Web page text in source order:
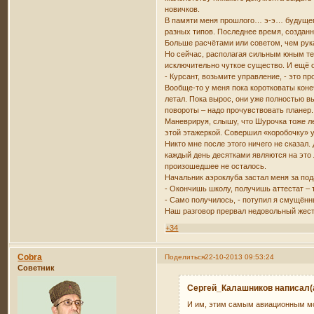
новичков.
В памяти меня прошлого… э-э…
разных типов. Последнее время,
Больше расчётами или советом, чем
Но сейчас, располагая сильным юным
исключительно чуткое существо. И ещё
- Курсант, возьмите управление, - это
Вообще-то у меня пока коротковаты
летал. Пока вырос, они уже полностью
повороты – надо прочувствовать планер.
Маневрируя, слышу, что Шурочка тоже
этой этажеркой. Совершил
Никто мне после этого ничего не
каждый день десятками являются на это
произошедшее не осталось.
Начальник аэроклуба застал меня за
- Окончишь школу, получишь аттестат –
- Само получилось, - потупил я
Наш разговор прервал недовольный
+34
Поделиться22-10-2013 09:53:24
Cobra
Советник
Сергей_Калашников
И им, этим самым авиационным